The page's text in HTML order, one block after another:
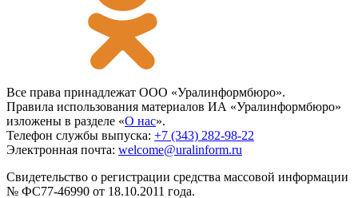
Все права принадлежат ООО «Уралинформбюро».
Правила использования материалов ИА «Уралинформбюро»
изложены в разделе «О нас».
Телефон службы выпуска: +7 (343) 282-98-22
Электронная почта: welcome@uralinform.ru
Свидетельство о регистрации средства массовой информации
№ ФС77-46990 от 18.10.2011 года.